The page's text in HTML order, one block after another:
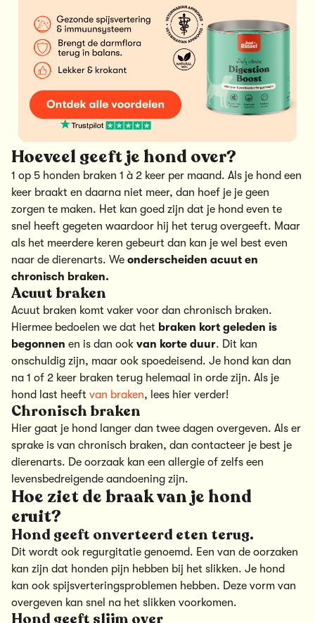
Hoeveel geeft je hond over?
1 op 5 honden braken 1 à 2 keer per maand. Als je hond een
keer braakt en daarna niet meer, dan hoef je je geen
zorgen te maken. Het kan goed zijn dat je hond even te
snel heeft gegeten waardoor hij het terug overgeeft. Maar
als het meerdere keren gebeurt dan kan je wel best even
naar de dierenarts. We onderscheiden acuut en
chronisch braken.
Acuut braken
Acuut braken komt vaker voor dan chronisch braken.
Hiermee bedoelen we dat het braken kort geleden is
begonnen en is dan ook van korte duur. Dit kan
onschuldig zijn, maar ook spoedeisend. Je hond kan dan
na 1 of 2 keer braken terug helemaal in orde zijn. Als je
hond last heeft van braken, lees hier verder!
Chronisch braken
Hier gaat je hond langer dan twee dagen overgeven. Als er
sprake is van chronisch braken, dan contacteer je best je
dierenarts. De oorzaak kan een allergie of zelfs een
levensbedreigende aandoening zijn.
Hoe ziet de braak van je hond
eruit?
Hond geeft onverteerd eten terug.
Dit wordt ook regurgitatie genoemd. Een van de oorzaken
kan zijn dat honden pijn hebben bij het slikken. Je hond
kan ook spijsverteringsproblemen hebben. Deze vorm van
overgeven kan snel na het slikken voorkomen.